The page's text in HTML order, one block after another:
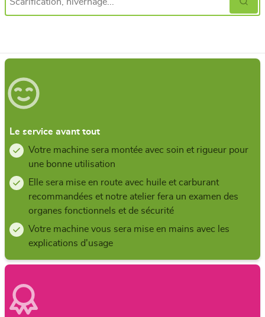
Le service avant tout
Votre machine sera montée avec soin et rigueur pour
une bonne utilisation
Elle sera mise en route avec huile et carburant
recommandées et notre atelier fera un examen des
organes fonctionnels et de sécurité
Votre machine vous sera mise en mains avec les
explications d'usage